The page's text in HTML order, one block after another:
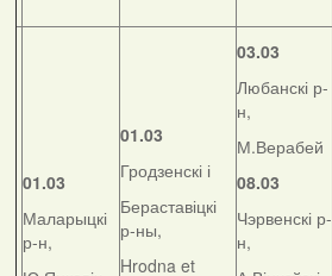
01.03
Маларыцкі
р-н,
01.03
Гродзенскі і
Бераставіцкі
р-ны,
Hrodna et
03.03
Любанскі р-
н,
М.Верабей
08.03
Чэрвенскі р-
н,